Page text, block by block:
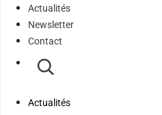
Actualités
Newsletter
Contact
Actualités